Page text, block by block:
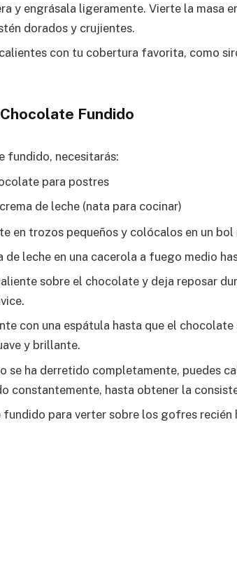
y engrásala ligeramente. Vierte la masa
dorados y crujientes.
con tu cobertura favorita, como
Fundido
fundido, necesitarás:
para postres
de leche (nata para cocinar)
en trozos pequeños y colócalos en un
de leche en una cacerola a fuego medio
sobre el chocolate y deja reposar
con una espátula hasta que el
y brillante.
se ha derretido completamente, puedes
constantemente, hasta obtener la
fundido para verter sobre los gofres recién